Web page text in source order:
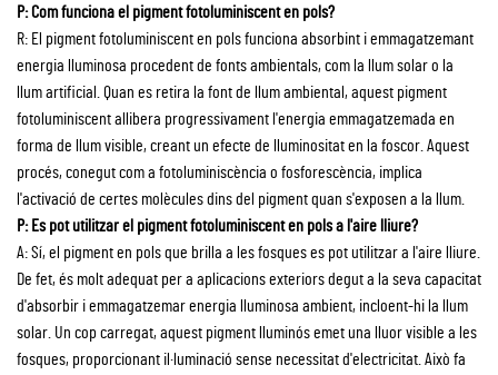
P: Com funciona el pigment fotoluminiscent en pols?
R: El pigment fotoluminiscent en pols funciona absorbint i emmagatzemant
energia lluminosa procedent de fonts ambientals, com la llum solar o la
llum artificial. Quan es retira la font de llum ambiental, aquest pigment
fotoluminiscent allibera progressivament l'energia emmagatzemada en
forma de llum visible, creant un efecte de lluminositat en la foscor. Aquest
procés, conegut com a fotoluminiscència o fosforescència, implica
l'activació de certes molècules dins del pigment quan s'exposen a la llum.
P: Es pot utilitzar el pigment fotoluminiscent en pols a l'aire lliure?
A: Sí, el pigment en pols que brilla a les fosques es pot utilitzar a l'aire lliure.
De fet, és molt adequat per a aplicacions exteriors degut a la seva capacitat
d'absorbir i emmagatzemar energia lluminosa ambient, incloent-hi la llum
solar. Un cop carregat, aquest pigment lluminós emet una lluor visible a les
fosques, proporcionant il·luminació sense necessitat d'electricitat. Això fa